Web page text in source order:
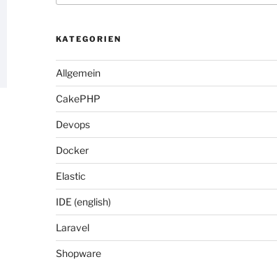
KATEGORIEN
Allgemein
CakePHP
Devops
Docker
Elastic
IDE (english)
Laravel
Shopware